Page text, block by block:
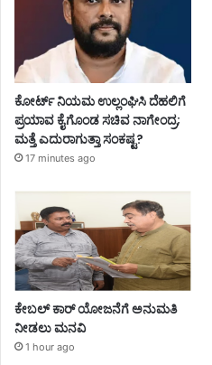
ಕೋರ್ಟ್ ನಿಯಮ ಉಲ್ಲಂಘಿಸಿ ದೆಹಲಿಗೆ
ಪ್ರಯಾವ ಕೈಗೊಂಡ ಸಚಿವ ನಾಗೇಂದ್ರ;
ಮತ್ತೆ ಎದುರಾಗುತ್ತಾ ಸಂಕಷ್ಟ?
17 minutes ago
ಕೇಬಲ್ ಕಾರ್ ಯೋಜನೆಗೆ ಅನುಮತಿ
ನೀಡಲು ಮನವಿ
1 hour ago